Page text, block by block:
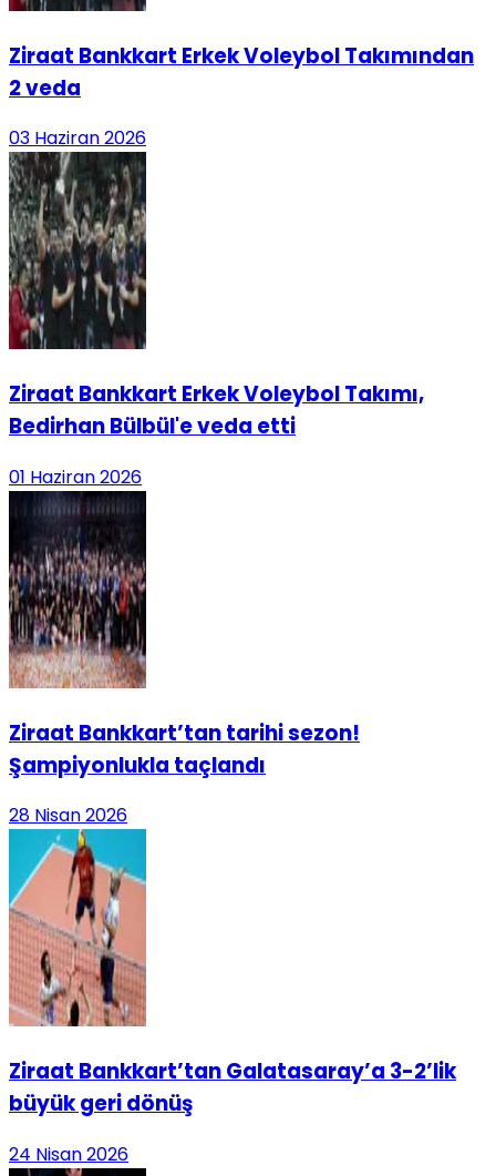
Ziraat Bankkart Erkek Voleybol Takımından
2 veda
03 Haziran 2026
Ziraat Bankkart Erkek Voleybol Takımı,
Bedirhan Bülbül'e veda etti
01 Haziran 2026
Ziraat Bankkart’tan tarihi sezon!
Şampiyonlukla taçlandı
28 Nisan 2026
Ziraat Bankkart’tan Galatasaray’a 3-2’lik
büyük geri dönüş
24 Nisan 2026